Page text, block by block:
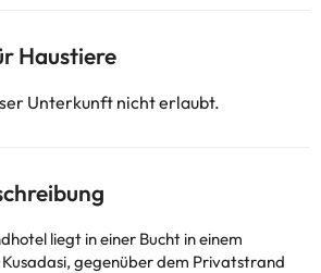
Haustiere
Unterkunft nicht erlaubt.
liegt in einer Bucht in einem
gegenüber dem Privatstrand